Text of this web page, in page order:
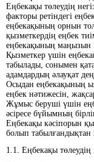
Еңбекақы төлеудің
факторы ретіндегі
еңбекақының орнын
қызметкердің еңбек
еңбекақының маңызын
Қызметкер үшін
табылады, сонымен
адамдардың әлауқат
Осыдан еңбекақының
еңбек нәтижесін,
Жұмыс беруші үшін
әсіресе бүйымның
Еңбекақы кәсіпорын
болып табылғандықтан
1.1. Еңбекақы